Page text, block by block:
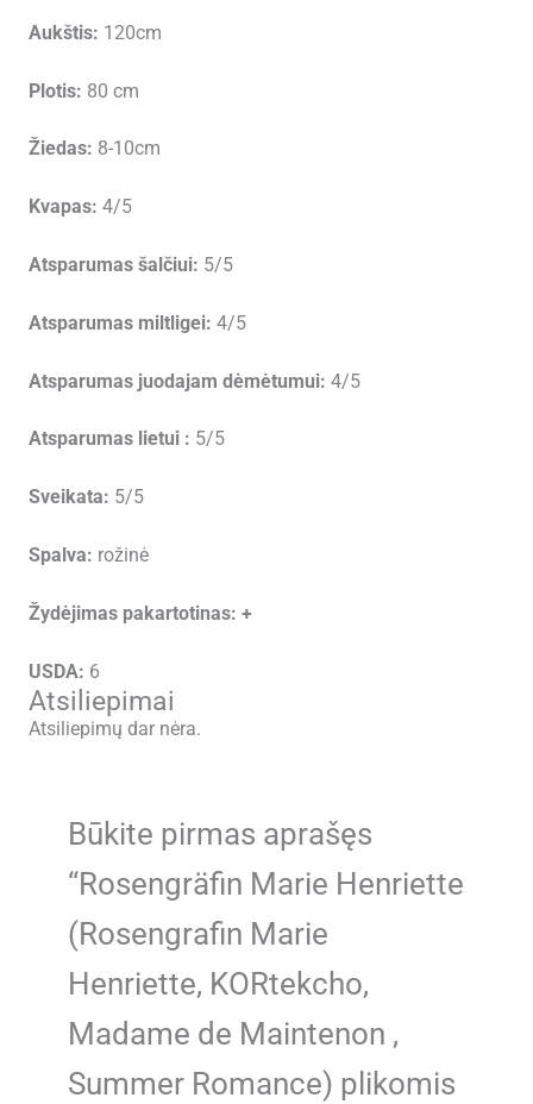
Romance)
šaknimis,
nuo
pabaigos
Aukštis: 120cm
Plotis: 80 cm
Žiedas: 8-10cm
Kvapas: 4/5
Atsparumas šalčiui: 5/5
Atsparumas miltligei: 4/5
Atsparumas juodajam dėmėtumui: 4/5
Atsparumas lietui : 5/5
Sveikata: 5/5
Spalva: rožinė
Žydėjimas pakartotinas: +
USDA: 6
Atsiliepimai
Atsiliepimų dar nėra.
Būkite pirmas aprašęs
“Rosengräfin Marie Henriette
(Rosengrafin Marie
Henriette, KORtekcho,
Madame de Maintenon ,
Summer Romance) plikomis